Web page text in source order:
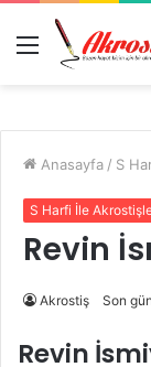
Menü
Anasayfa / S
S Harfi İle
Revin
Akrostiş Son
Revin